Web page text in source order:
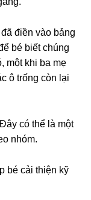
điền vào bảng
bé biết chúng
một khi ba mẹ
ô trống còn lại
có thể là một
nhóm.
bé cải thiện kỹ